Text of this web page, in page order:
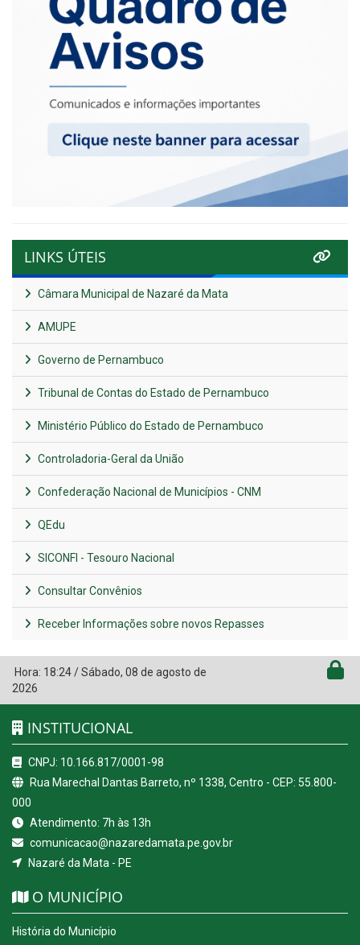
LINKS ÚTEIS
Câmara Municipal de Nazaré da Mata
AMUPE
Governo de Pernambuco
Tribunal de Contas do Estado de Pernambuco
Ministério Público do Estado de Pernambuco
Controladoria-Geral da União
Confederação Nacional de Municípios - CNM
QEdu
SICONFI - Tesouro Nacional
Consultar Convênios
Receber Informações sobre novos Repasses
Hora: 18:24/Sábado, 08 de agosto de
2026
INSTITUCIONAL
CNPJ: 10.166.817/0001-98
Rua Marechal Dantas Barreto, nº 1338, Centro - CEP: 55.800-
000
Atendimento: 7h às 13h
comunicacao@nazaredamata.pe.gov.br
Nazaré da Mata - PE
O MUNICÍPIO
História do Município